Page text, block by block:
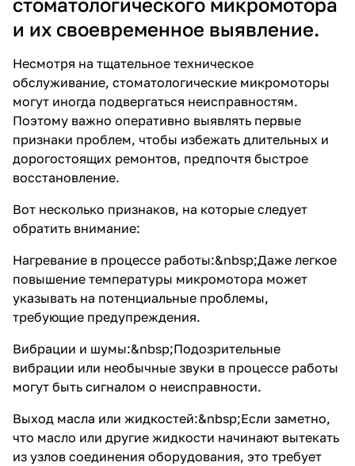
и их своевременное выявление.
Несмотря на тщательное техническое
обслуживание, стоматологические микромоторы
могут иногда подвергаться неисправностям.
Поэтому важно оперативно выявлять первые
признаки проблем, чтобы избежать длительных и
дорогостоящих ремонтов, предпочтя быстрое
восстановление.
Вот несколько признаков, на которые следует
обратить внимание:
Нагревание в процессе работы:&nbsp;Даже легкое
повышение температуры микромотора может
указывать на потенциальные проблемы,
требующие предупреждения.
Вибрации и шумы:&nbsp;Подозрительные
вибрации или необычные звуки в процессе работы
могут быть сигналом о неисправности.
Выход масла или жидкостей:&nbsp;Если заметно,
что масло или другие жидкости начинают вытекать
из узлов соединения оборудования, это требует